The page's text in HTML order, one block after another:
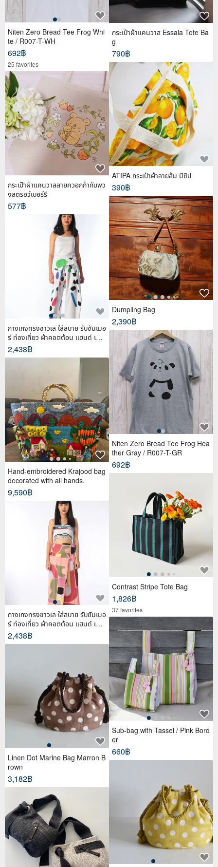
Niten Zero Bread Tee Frog Whi
te / R007-T-WH
692฿
25 favorites
กระเป๋าผ้าแคนวาสลายควอกก้ากับพว
งสตรอว์เบอร์รี
577฿
กางเกงทรงชาวเล ใส่สบาย รับซัมเมอ
ร์ ท่องเที่ยว ผ้าคอตต้อน แฮนด์ เพ้น
ท์
2,438฿
Hand-embroidered Krajood bag
decorated with all hands.
9,590฿
กางเกงทรงชาวเล ใส่สบาย รับซัมเมอ
ร์ ท่องเที่ยว ผ้าคอตต้อน แฮนด์ เพ้น
ท์
2,438฿
Linen Dot Marine Bag Marron B
rown
3,182฿
กระเป๋าผ้าแคนวาส Essala Tote Ba
g
790฿
ATIPA กระเป๋าผ้าลายส้ม มีซิป
390฿
Dumpling Bag
2,390฿
Niten Zero Bread Tee Frog Hea
ther Gray / R007-T-GR
692฿
Contrast Stripe Tote Bag
1,826฿
37 favorites
Sub-bag with Tassel / Pink Bord
er
660฿